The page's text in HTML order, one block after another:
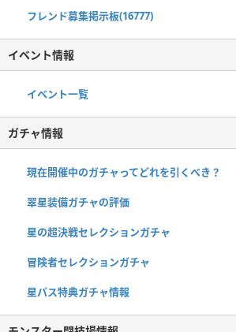
フレンド募集掲示板(16777)
イベント情報
イベント一覧
ガチャ情報
現在開催中のガチャってどれを引くべき？
翠星装備ガチャの評価
星の超決戦セレクションガチャ
冒険者セレクションガチャ
星パス特典ガチャ情報